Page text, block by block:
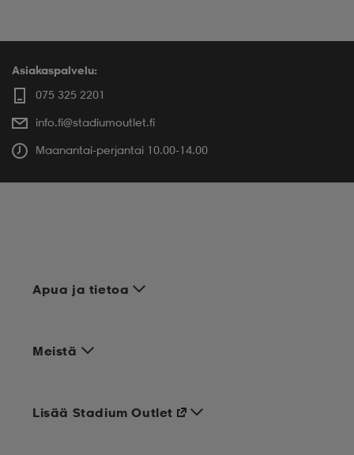
Asiakaspalvelu:
075 325 2201
info.fi@stadiumoutlet.fi
Maanantai-perjantai 10.00-14.00
Apua ja tietoa
Meistä
Lisää Stadium Outlet